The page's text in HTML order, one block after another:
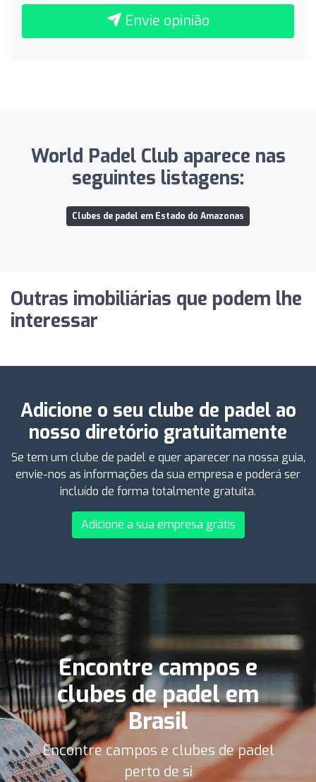
Envie opinião
World Padel Club aparece nas
seguintes listagens:
Clubes de padel em Estado do Amazonas
Outras imobiliárias que podem lhe
interessar
Adicione o seu clube de padel ao
nosso diretório gratuitamente
Se tem um clube de padel e quer aparecer na nossa guia,
envie-nos as informações da sua empresa e poderá ser
incluído de forma totalmente gratuita.
Adicione a sua empresa grátis
Encontre campos e
clubes de padel em
Brasil
Encontre campos e clubes de padel
perto de si